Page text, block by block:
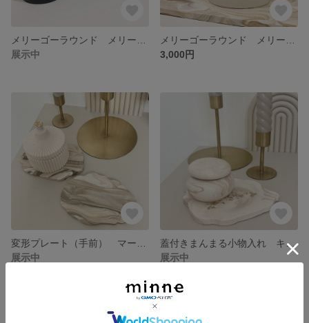
展示中
3,000円
展示中
蓋付きまんまる小物入れ キャニスター マーブル模様
展示中